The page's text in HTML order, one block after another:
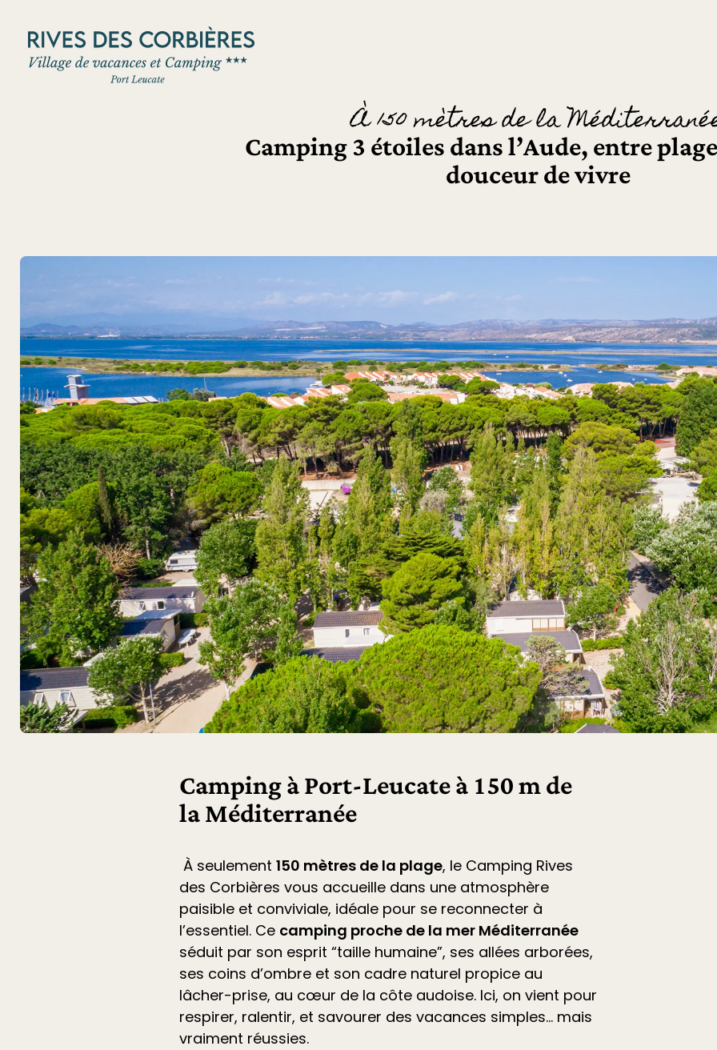
À 150 mètres de la
Camping 3 étoiles dans l’Aude, entre
douceur de vivre
Camping à Port-Leucate à 150 m de
la Méditerranée
À seulement 150 mètres de la plage, le Camping Rives
des Corbières vous accueille dans une atmosphère
paisible et conviviale, idéale pour se reconnecter à
l’essentiel. Ce camping proche de la mer Méditerranée
séduit par son esprit “taille humaine”, ses allées arborées,
ses coins d’ombre et son cadre naturel propice au
lâcher-prise, au cœur de la côte audoise. Ici, on vient pour
respirer, ralentir, et savourer des vacances simples… mais
vraiment réussies.